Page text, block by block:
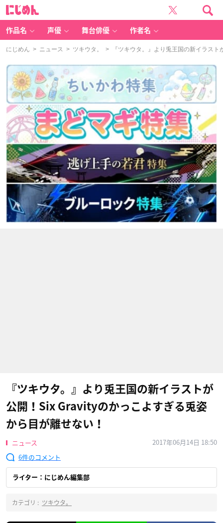
作品名 声優 舞台俳優 作者名
にじめん > ニュース > ツキウタ。 > 『ツキウタ。』より兎王国の新イラスト
『ツキウタ。』より兎王国の新イラストが
公開！Six Gravity​のかっこよすぎる兎姿
から目が離せない！
ニュース
2017年06月14日 18:50
6
ライター：にじめん編集部
カテゴリ : ツキウタ。